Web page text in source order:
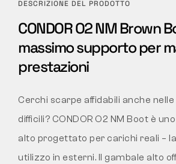
DESCRIZIONE DEL PRODOTTO
CONDOR O2 NM Brown
massimo supporto per
prestazioni
Cerchi scarpe affidabili anche
difficili? CONDOR O2 NM Boot è
alto progettato per carichi reali –
utilizzo in esterni. Il gambale alto